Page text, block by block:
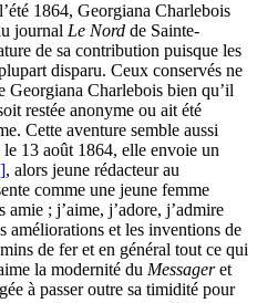
1864, Georgiana Charlebois
journal Le Nord de Sainte-
de sa contribution puisque les
disparu. Ceux conservés ne
Georgiana Charlebois bien qu’il
restée anonyme ou ait été
Cette aventure semble aussi
13 août 1864, elle envoie un
, alors jeune rédacteur au
comme une jeune femme
amie ; j’aime, j’adore, j’admire
améliorations et les inventions de
de fer et en général tout ce qui
la modernité du Messageret
à passer outre sa timidité pour